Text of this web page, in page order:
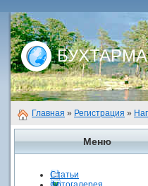
БУХТАРМА
Главная » Регистрация »
Меню
Статьи